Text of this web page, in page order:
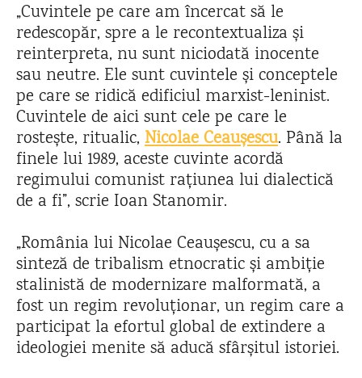
„Cuvintele pe care am încercat să le
redescopăr, spre a le recontextualiza și
reinterpreta, nu sunt niciodată inocente
sau neutre. Ele sunt cuvintele și conceptele
pe care se ridică edificiul marxist-leninist.
Cuvintele de aici sunt cele pe care le
rostește, ritualic, Nicolae Ceaușescu. Până la
finele lui 1989, aceste cuvinte acordă
regimului comunist rațiunea lui dialectică
de a fi”, scrie Ioan Stanomir.
„România lui Nicolae Ceaușescu, cu a sa
sinteză de tribalism etnocratic și ambiție
stalinistă de modernizare malformată, a
fost un regim revoluționar, un regim care a
participat la efortul global de extindere a
ideologiei menite să aducă sfârșitul istoriei.